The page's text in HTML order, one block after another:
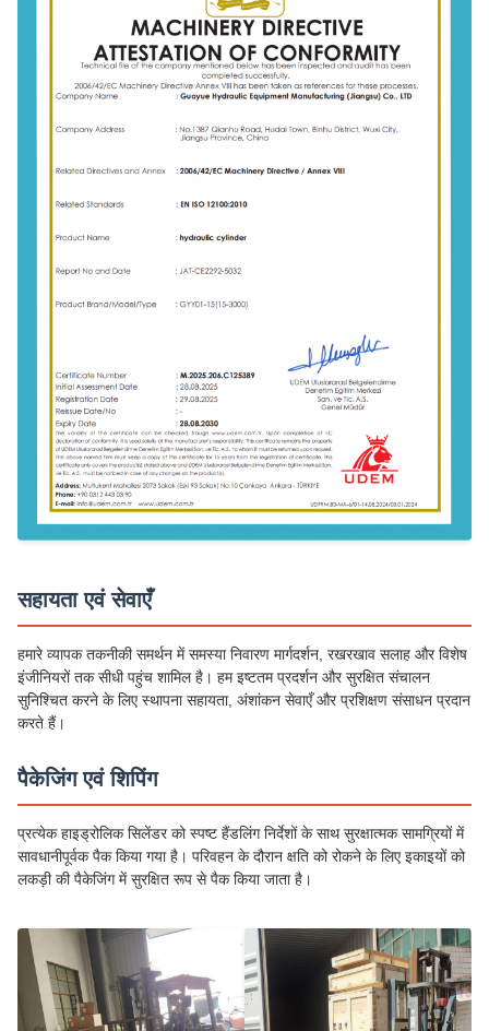
सहायता एवं सेवाएँ
हमारे व्यापक तकनीकी समर्थन में समस्या निवारण मार्गदर्शन, रखरखाव सलाह और विशेष
इंजीनियरों तक सीधी पहुंच शामिल है। हम इष्टतम प्रदर्शन और सुरक्षित संचालन
सुनिश्चित करने के लिए स्थापना सहायता, अंशांकन सेवाएँ और प्रशिक्षण संसाधन प्रदान
करते हैं।
पैकेजिंग एवं शिपिंग
प्रत्येक हाइड्रोलिक सिलेंडर को स्पष्ट हैंडलिंग निर्देशों के साथ सुरक्षात्मक सामग्रियों में
सावधानीपूर्वक पैक किया गया है। परिवहन के दौरान क्षति को रोकने के लिए इकाइयों को
लकड़ी की पैकेजिंग में सुरक्षित रूप से पैक किया जाता है।